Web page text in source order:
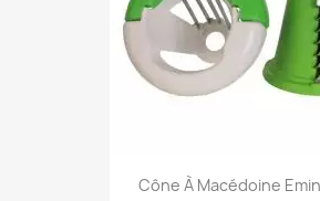
Cône À Macédoine